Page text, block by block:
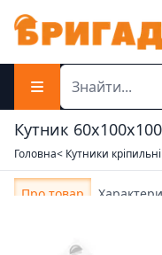
Кутник 60х100х100
Головна< Кутники кріпильні
Про товар